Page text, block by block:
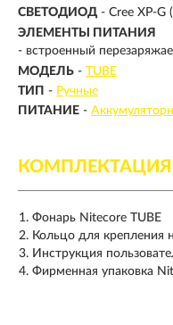
СВЕТОДИОД - Cree XP-G
ЭЛЕМЕНТЫ ПИТАНИЯ
- встроенный
МОДЕЛЬ - TUBE
ТИП - Ручные
ПИТАНИЕ -
КОМПЛЕКТАЦИЯ
Фонарь Nitecore TUBE
Кольцо для крепления
Инструкция
Фирменная упаковка